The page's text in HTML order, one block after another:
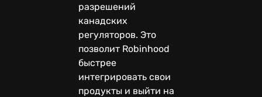
разрешений
канадских
регуляторов. Это
позволит Robinhood
быстрее
интегрировать свои
продукты и выйти на